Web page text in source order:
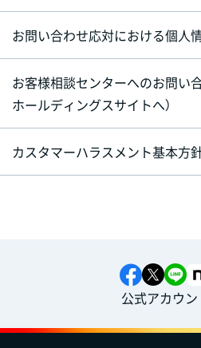
お問い合わせ応対における個人
お客様相談センターへのお問い
ホールディングスサイトへ）
カスタマーハラスメント基本方
公式アカウ